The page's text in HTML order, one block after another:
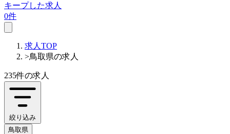
キープした求人
0件
求人TOP
>鳥取県の求人
235件の求人
絞り込み
鳥取県